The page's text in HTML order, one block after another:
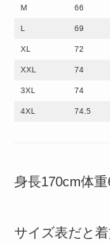
M 66
L 69
XL 72
XXL 74
3XL 74
4XL 74.5
身長170cm体
サイズ表だと